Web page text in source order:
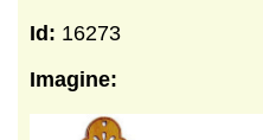
Id: 16273
Imagine: